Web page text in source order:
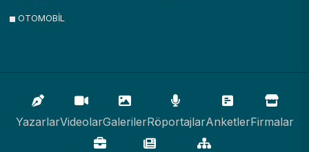
OTOMOBİL
YazarlarVideolarGalerilerRöportajlarAnketlerFirmalar